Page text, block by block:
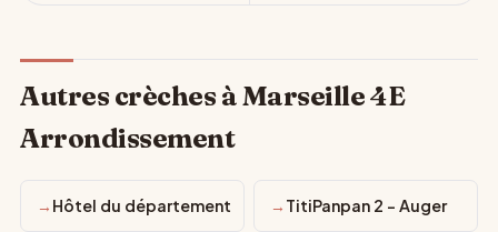
Autres crèches à Marseille 4E
Arrondissement
Hôtel du département TitiPanpan 2 - Auger